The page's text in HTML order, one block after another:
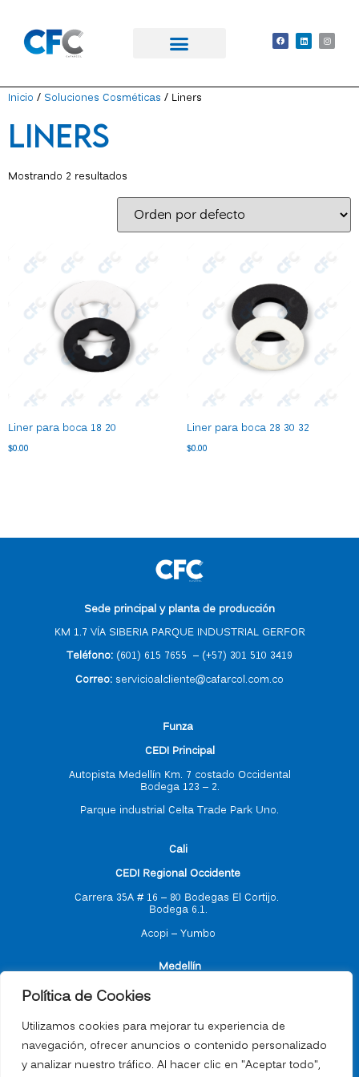
Política de Cookies
Utilizamos cookies para mejorar tu experiencia de
navegación, ofrecer anuncios o contenido personalizado
y analizar nuestro tráfico. Al hacer clic en "Aceptar todo",
Inicio / Soluciones Cosméticas / Liners
Liners
Mostrando 2 resultados
Liner para boca 18 20
$0.00
Liner para boca 28 30 32
$0.00
Sede principal y planta de producción
KM 1.7 VÍA SIBERIA PARQUE INDUSTRIAL GERFOR
Teléfono: (601) 615 7655 – (+57) 301 510 3419
Correo: servicioalcliente@cafarcol.com.co
Funza
CEDI Principal
Autopista Medellín Km. 7 costado Occidental
Bodega 123 – 2.
Parque industrial Celta Trade Park Uno.
Cali
CEDI Regional Occidente
Carrera 35A # 16 – 80 Bodegas El Cortijo.
Bodega 6.1.
Acopi – Yumbo
Medellín
Carrera 55 # 77 -17